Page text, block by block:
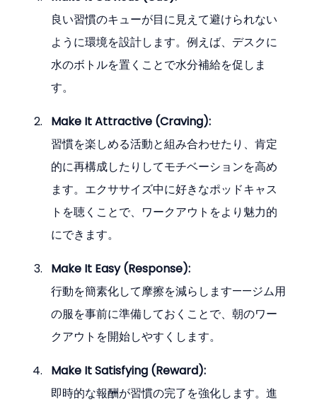
良い習慣のキューが目に見えて避けられない
ように環境を設計します。例えば、デスクに
水のボトルを置くことで水分補給を促しま
す。
Make It Attractive (Craving):
習慣を楽しめる活動と組み合わせたり、肯定
的に再構成したりしてモチベーションを高め
ます。エクササイズ中に好きなポッドキャス
トを聴くことで、ワークアウトをより魅力的
にできます。
Make It Easy (Response):
行動を簡素化して摩擦を減らします——ジム用
の服を事前に準備しておくことで、朝のワー
クアウトを開始しやすくします。
Make It Satisfying (Reward):
即時的な報酬が習慣の完了を強化します。進